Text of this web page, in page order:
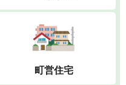
町営住宅